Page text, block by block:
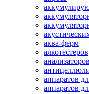
аква-ферм
алкотестеров
аппаратов
аппаратов